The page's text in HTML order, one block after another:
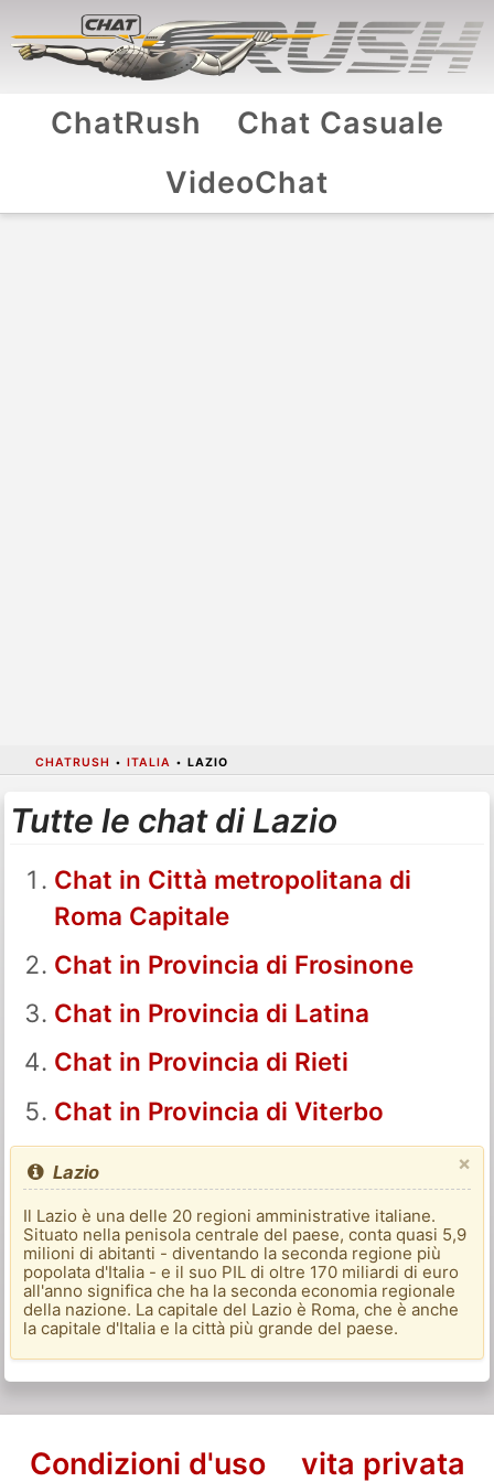
ChatRush
Chat Casuale
VideoChat
CHATRUSH • ITALIA • LAZIO
Tutte le chat di Lazio
Chat in Città metropolitana di
Roma Capitale
Chat in Provincia di Frosinone
Chat in Provincia di Latina
Chat in Provincia di Rieti
Chat in Provincia di Viterbo
×
Lazio
Il Lazio è una delle 20 regioni amministrative italiane.
Situato nella penisola centrale del paese, conta quasi 5,9
milioni di abitanti - diventando la seconda regione più
popolata d'Italia - e il suo PIL di oltre 170 miliardi di euro
all'anno significa che ha la seconda economia regionale
della nazione. La capitale del Lazio è Roma, che è anche
la capitale d'Italia e la città più grande del paese.
Condizioni d'uso vita privata